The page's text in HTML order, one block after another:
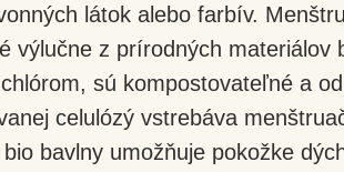
látok alebo farbív.
výlučne z prírodných materiálov
sú kompostovateľné a
celulózý vstrebáva
bavlny umožňuje pokožke